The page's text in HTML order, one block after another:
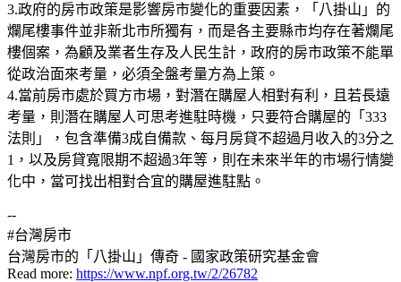
3.政府的房市政策是影響房市變化的重要因素，「八掛山」的
爛尾樓事件並非新北市所獨有，而是各主要縣市均存在著爛尾
樓個案，為顧及業者生存及人民生計，政府的房市政策不能單
從政治面來考量，必須全盤考量方為上策。
4.當前房市處於買方市場，對潛在購屋人相對有利，且若長遠
考量，則潛在購屋人可思考進駐時機，只要符合購屋的「333
法則」，包含準備3成自備款、每月房貸不超過月收入的3分之
1，以及房貸寬限期不超過3年等，則在未來半年的市場行情變
化中，當可找出相對合宜的購屋進駐點。
--
#台灣房市
台灣房市的「八掛山」傳奇 - 國家政策研究基金會
Read more: https://www.npf.org.tw/2/26782